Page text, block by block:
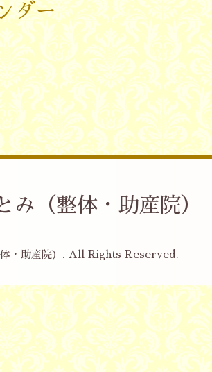
ダー
（整体・助産院）
・助産院） . All Rights Reserved.